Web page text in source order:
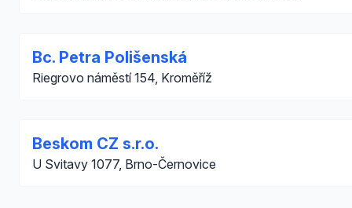
Bc. Petra Polišenská
Riegrovo náměstí 154, Kroměříž
Beskom CZ s.r.o.
U Svitavy 1077, Brno-Černovice